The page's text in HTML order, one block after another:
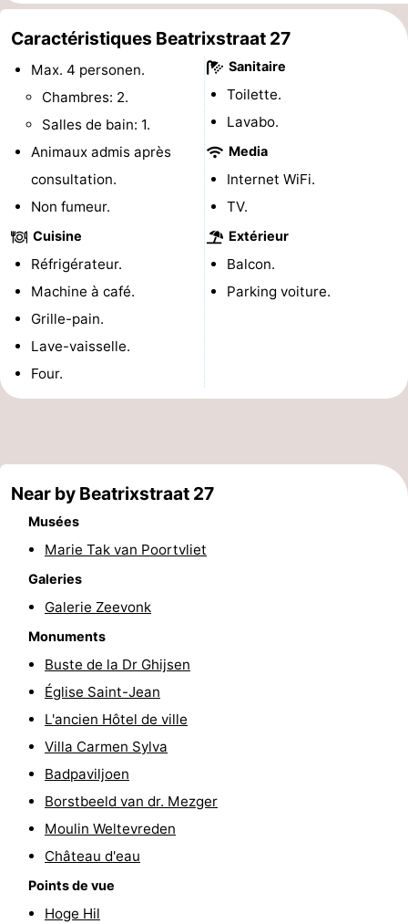
Points
de
vue
Attractions
-
Terrains
de
jeux
Aires
jeux
intérieures
Bowling
Parcours
mini-
golf
Centres
bien-
être
Villages
&
villes
Nature
Visites
guidées
Sports
Piscines
-
Faire
vélo
-
Randonnée
Équitation
Terrains
golf
Sportive
Equitation
Conduite
l'anneau
Événements
Forum
Caractéristiques Beatrixstraat 27
Max. 4 personen.
Chambres: 2.
Salles de bain: 1.
Animaux admis après
consultation.
Non fumeur.
Cuisine
Réfrigérateur.
Machine à café.
Grille-pain.
Lave-vaisselle.
Four.
Sanitaire
Toilette.
Lavabo.
Media
Internet WiFi.
TV.
Extérieur
Balcon.
Parking voiture.
Near by Beatrixstraat 27
Musées
Marie Tak van Poortvliet
Galeries
Galerie Zeevonk
Monuments
Buste de la Dr Ghijsen
Église Saint-Jean
L'ancien Hôtel de ville
Villa Carmen Sylva
Badpaviljoen
Borstbeeld van dr. Mezger
Moulin Weltevreden
Château d'eau
Points de vue
Hoge Hil